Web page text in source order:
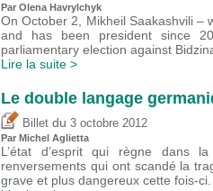
Par Olena Havrylchyk
On October 2, Mikheil Saakashvili –
and has been president since
parliamentary election against
Lire la suite >
Le double langage
Billet du 3 octobre 2012
Par Michel Aglietta
L’état d’esprit qui règne dans
renversements qui ont scandé la
grave et plus dangereux cette fois-ci.